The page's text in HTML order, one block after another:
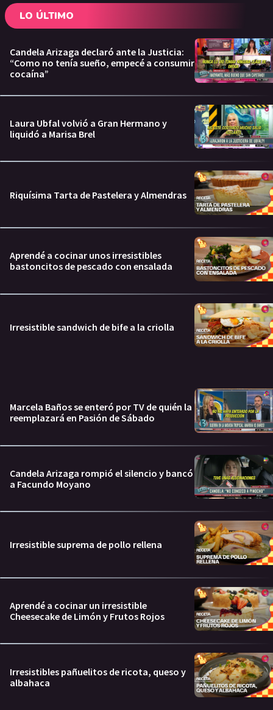
LO ÚLTIMO
Candela Arizaga declaró ante la Justicia:
“Como no tenía sueño, empecé a consumir
cocaína”
Laura Ubfal volvió a Gran Hermano y
liquidó a Marisa Brel
Riquísima Tarta de Pastelera y Almendras
Aprendé a cocinar unos irresistibles
bastoncitos de pescado con ensalada
Irresistible sandwich de bife a la criolla
Marcela Baños se enteró por TV de quién la
reemplazará en Pasión de Sábado
Candela Arizaga rompió el silencio y bancó
a Facundo Moyano
Irresistible suprema de pollo rellena
Aprendé a cocinar un irresistible
Cheesecake de Limón y Frutos Rojos
Irresistibles pañuelitos de ricota, queso y
albahaca